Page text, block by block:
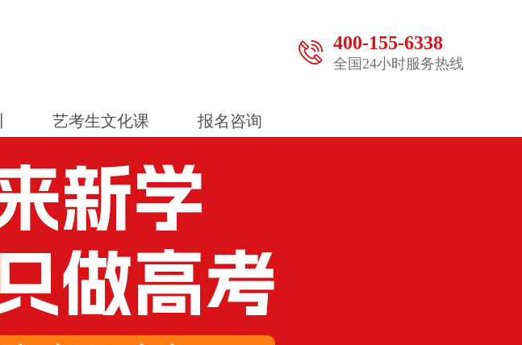
400-155-6338
全国24小时服务热线
艺考生文化课 报名咨询